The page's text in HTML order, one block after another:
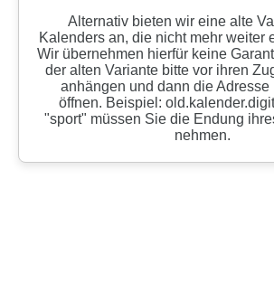
Alternativ bieten wir eine alte
Kalenders an, die nicht mehr weiter
Wir übernehmen hierfür keine
der alten Variante bitte vor ihren
anhängen und dann die Adresse
öffnen. Beispiel:
"sport" müssen Sie die Endung
nehmen.